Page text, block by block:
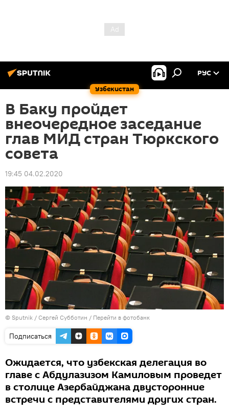
Узбекистан
РУС
В Баку пройдет
внеочередное заседание
глав МИД стран Тюркского
совета
19:45 04.02.2020
© Sputnik / Сергей Субботин / Перейти в фотобанк
Подписаться
Ожидается, что узбекская делегация во
главе с Абдулазизом Камиловым проведет
в столице Азербайджана двусторонние
встречи с представителями других стран.